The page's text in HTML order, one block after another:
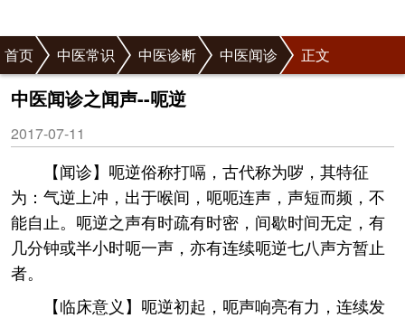
首页 中医常识 中医诊断 中医闻诊 正文
中医闻诊之闻声--呃逆
2017-07-11
【闻诊】呃逆俗称打嗝，古代称为哕，其特征
为：气逆上冲，出于喉间，呃呃连声，声短而频，不
能自止。呃逆之声有时疏有时密，间歇时间无定，有
几分钟或半小时呃一声，亦有连续呃逆七八声方暂止
者。
【临床意义】呃逆初起，呃声响亮有力，连续发